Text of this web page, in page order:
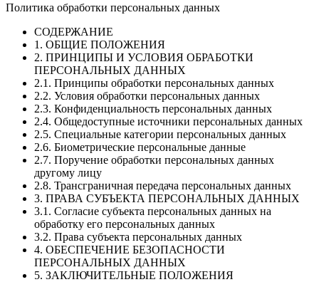
Политика обработки персональных данных
СОДЕРЖАНИЕ
1. ОБЩИЕ ПОЛОЖЕНИЯ
2. ПРИНЦИПЫ И УСЛОВИЯ ОБРАБОТКИ
ПЕРСОНАЛЬНЫХ ДАННЫХ
2.1. Принципы обработки персональных данных
2.2. Условия обработки персональных данных
2.3. Конфиденциальность персональных данных
2.4. Общедоступные источники персональных данных
2.5. Специальные категории персональных данных
2.6. Биометрические персональные данные
2.7. Поручение обработки персональных данных
другому лицу
2.8. Трансграничная передача персональных данных
3. ПРАВА СУБЪЕКТА ПЕРСОНАЛЬНЫХ ДАННЫХ
3.1. Согласие субъекта персональных данных на
обработку его персональных данных
3.2. Права субъекта персональных данных
4. ОБЕСПЕЧЕНИЕ БЕЗОПАСНОСТИ
ПЕРСОНАЛЬНЫХ ДАННЫХ
5. ЗАКЛЮЧИТЕЛЬНЫЕ ПОЛОЖЕНИЯ